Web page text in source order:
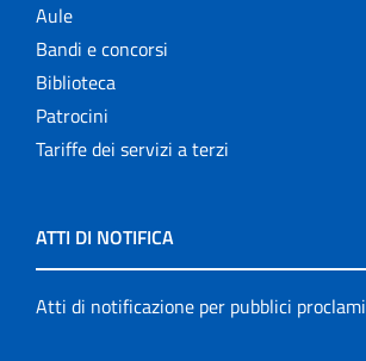
Aule
Bandi e concorsi
Biblioteca
Patrocini
Tariffe dei servizi a terzi
ATTI DI NOTIFICA
Atti di notificazione per pubblici proclami